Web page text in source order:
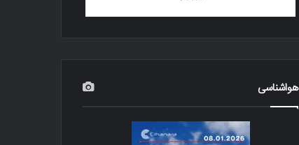
هواشناسی